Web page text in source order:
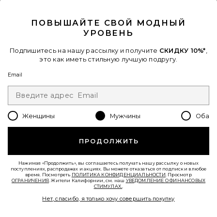
ДЖИНСОВЫЕ БРЮКИ BAGGY
Favorite БРЮКИ
ПОВЫШАЙТЕ СВОЙ МОДНЫЙ
УРОВЕНЬ
Подпишитесь на нашу рассылку и получите СКИДКУ 10%*
это как иметь стильную лучшую подругу.
Email
Женщины Мужчины Оба
ПРОДОЛЖИТЬ
Нажимая «Продолжить», вы соглашаетесь получать нашу рассылку о новых
поступлениях, распродажах и акциях. Вы можете отказаться от подписки в любое
время. Посмотреть ПОЛИТИКА КОНФИДЕНЦИАЛЬНОСТИ . Просмотр
ОГРАНИЧЕНИЯ . Жители Калифорнии, см. наш УВЕДОМЛЕНИЕ О ФИНАНСОВЫХ
СТИМУЛАХ.
Нет, спасибо, я только хочу совершить покупку